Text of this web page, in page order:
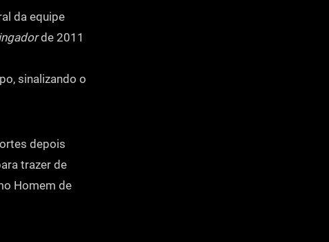
da equipe
de 2011
sinalizando o
depois
trazer de
Homem de